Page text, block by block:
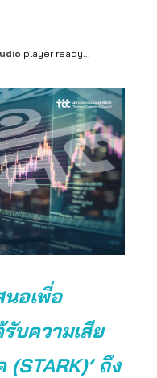
player ready...
นอเพื่อ
บความเสีย
ถึง